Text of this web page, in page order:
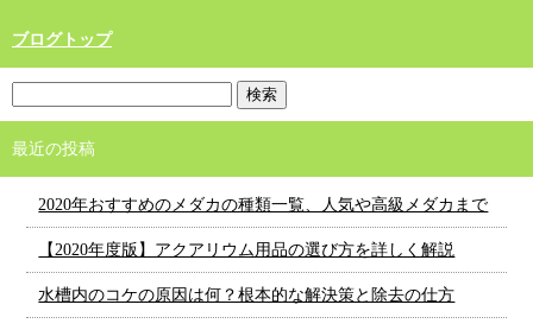
ブログトップ
最近の投稿
2020年おすすめのメダカの種類一覧、人気や高級メダカまで
【2020年度版】アクアリウム用品の選び方を詳しく解説
水槽内のコケの原因は何？根本的な解決策と除去の仕方